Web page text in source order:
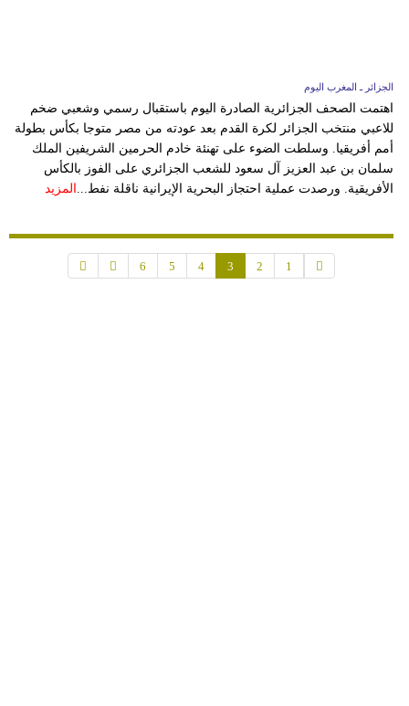
الجزائر ـ المغرب اليوم
اهتمت الصحف الجزائرية الصادرة اليوم باستقبال رسمي وشعبي ضخم
للاعبي منتخب الجزائر لكرة القدم بعد عودته من مصر متوجا بكأس بطولة
أمم أفريقيا. وسلطت الضوء على تهنئة خادم الحرمين الشريفين الملك
سلمان بن عبد العزيز آل سعود للشعب الجزائري على الفوز بالكأس
الأفريقية. ورصدت عملية احتجاز البحرية الإيرانية ناقلة نفط... المزيد
1
2
3
4
5
6